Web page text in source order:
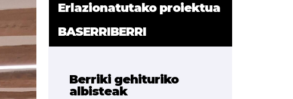
Erlazionatutako proiektua
BASERRIBERRI
Berriki gehituriko
albisteak